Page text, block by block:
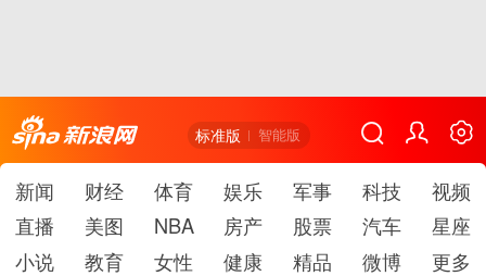
标准版 智能版
新闻 财经 体育 娱乐 军事 科技
视频
直播
美图 NBA 房产 股票 汽车
星座
小说
教育 女性 健康 精品 微博 更多